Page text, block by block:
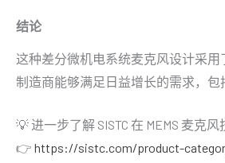
结论
这种差分微机电系统麦克风设计采用
制造商能够满足日益增长的需求，包
💡 进一步了解 SISTC 在 MEMS 麦克风
👉 https://sistc.com/product-